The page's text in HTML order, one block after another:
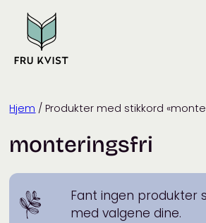
content
Hjem / Produkter med stikkord
monteringsfri
Fant ingen produkter
med valgene dine.